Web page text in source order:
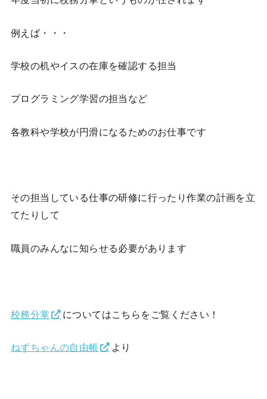
例えば・・・
学校の机やイスの在庫を確認する担当
プログラミング学習の担当など
各教科や学校が円滑になるためのお仕事です
その担当している仕事の研修に行ったり作業の計画を立
てたりして
職員のみんなに知らせる必要があります
校務分掌 についてはこちらをご覧ください！
ねずちゃんの自由帳 より